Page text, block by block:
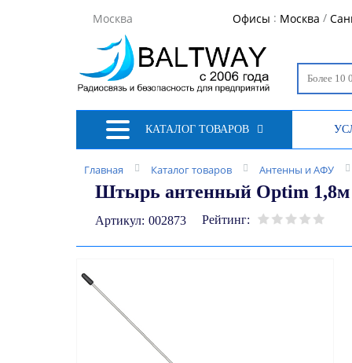
Москва Офисы : Москва /
КАТАЛОГ ТОВАРОВ
Главная Каталог товаров Антенны и АФУ
Штырь антенный Optim 1,8м
Артикул: 002873 Рейтинг: